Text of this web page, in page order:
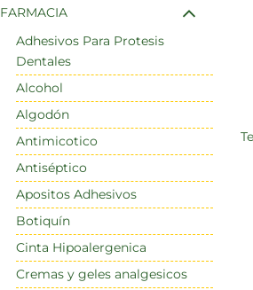
FARMACIA
Adhesivos Para Protesis
Dentales
Alcohol
Algodón
Antimicotico
Antiséptico
Apositos Adhesivos
Botiquín
Cinta Hipoalergenica
Cremas y geles analgesicos
test embarazo mater tir